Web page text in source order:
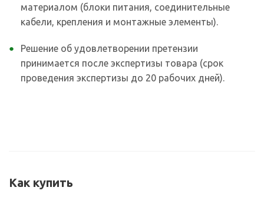
материалом (блоки питания, соединительные
кабели, крепления и монтажные элементы).
Решение об удовлетворении претензии
принимается после экспертизы товара (срок
проведения экспертизы до 20 рабочих дней).
Как купить